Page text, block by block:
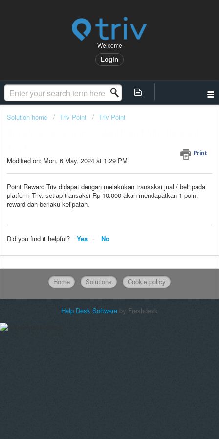
Welcome
Login
Solution home Triv Point Triv Point
Print
Modified on: Mon, 6 May, 2024 at 1:29 PM
Point Reward Triv didapat dengan melakukan transaksi jual / beli pada
platform Triv. setiap transaksi Rp 10.000 akan mendapatkan 1 point
reward dan berlaku kelipatan.
Did you find it helpful? Yes No
Home Solutions Cookie policy
Help Desk Software by Freshdesk